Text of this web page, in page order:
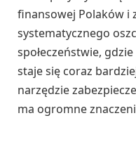
finansowej Polaków i
systematycznego
społeczeństwie,
staje się coraz
narzędzie
ma ogromne